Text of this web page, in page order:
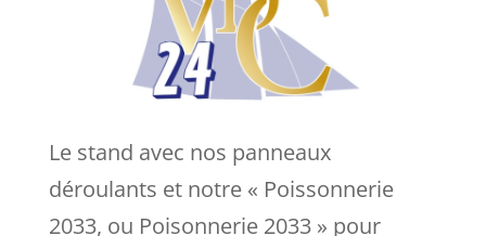
Le stand avec nos panneaux
déroulants et notre « Poissonnerie
2033, ou Poisonnerie 2033 » pour